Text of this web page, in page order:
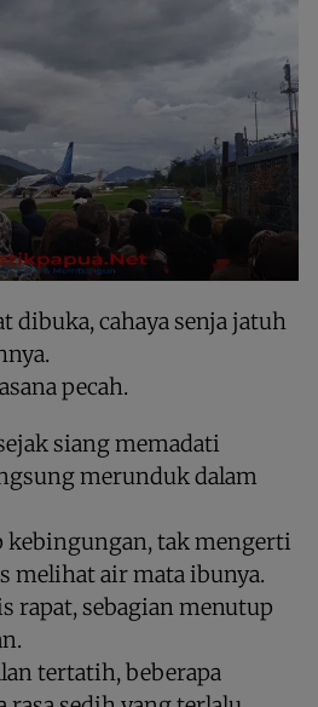
dibuka, cahaya senja jatuh
pecah.
siang memadati
merunduk dalam
kebingungan, tak mengerti
melihat air mata ibunya.
rapat, sebagian menutup
tertatih, beberapa